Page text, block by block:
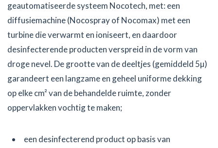
geautomatiseerde systeem Nocotech, met: een
diffusiemachine (Nocospray of Nocomax) met een
turbine die verwarmt en ioniseert, en daardoor
desinfecterende producten verspreid in de vorm van
droge nevel. De grootte van de deeltjes (gemiddeld 5µ)
garandeert een langzame en geheel uniforme dekking
op elke cm² van de behandelde ruimte, zonder
oppervlakken vochtig te maken;
een desinfecterend product op basis van